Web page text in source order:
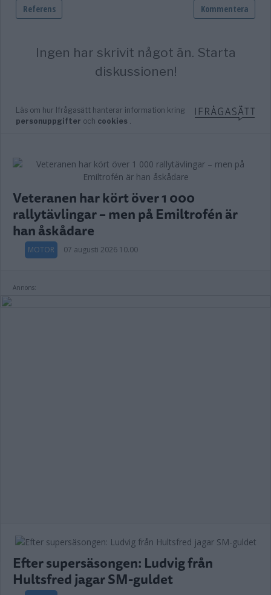
Veteranen har kört över 1 000
rallytävlingar – men på Emiltrofén är
han åskådare
MOTOR 07 augusti 2026 10.00
Annons:
Efter supersäsongen: Ludvig från
Hultsfred jagar SM-guldet